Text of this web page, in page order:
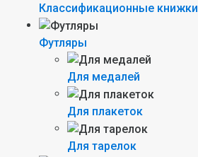
Классификационные книжки
Футляры
Для медалей
Для плакеток
Для тарелок